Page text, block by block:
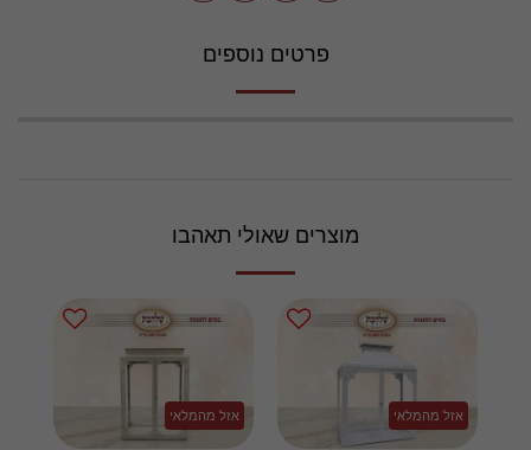
פרטים נוספים
מוצרים שאולי תאהבו
אזל מהמלאי אזל מהמלאי